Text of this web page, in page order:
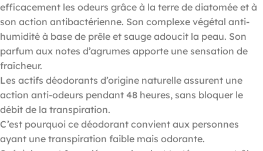
efficacement les odeurs grâce à la terre de diatomée et à
son action antibactérienne. Son complexe végétal anti-
humidité à base de prêle et sauge adoucit la peau. Son
parfum aux notes d’agrumes apporte une sensation de
fraîcheur.
Les actifs déodorants d’origine naturelle assurent une
action anti-odeurs pendant 48 heures, sans bloquer le
débit de la transpiration.
C’est pourquoi ce déodorant convient aux personnes
ayant une transpiration faible mais odorante.